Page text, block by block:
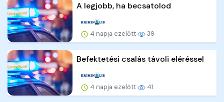
A legjobb, ha becsatolod
4 napja ezelőtt 39
Befektetési csalás távoli eléréssel
4 napja ezelőtt 41